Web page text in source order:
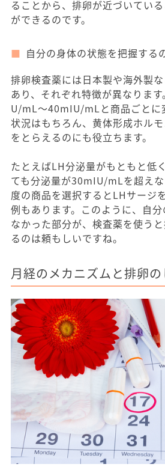
ることから、排卵が近づいてい
ができるのです。
自分の身体の状態を把握する
排卵検査薬には日本製や海外製
あり、それぞれ特徴が異なりま
U/mL～40mIU/mLと商品ごとに
状況はもちろん、黄体形成ホル
をとらえるのにも役立ちます。
たとえばLH分泌量がもともと低
ても分泌量が30mIU/mLを超え
度の商品を選択するとLHサージ
例もあります。このように、自
なかった部分が、検査薬を使う
るのは頼もしいですね。
月経のメカニズムと排卵